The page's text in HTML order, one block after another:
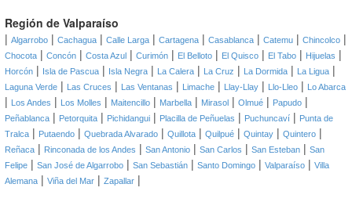
Región de Valparaíso
| Algarrobo | Cachagua | Calle Larga | Cartagena | Casablanca | Catemu | Chincolco |
Chocota | Concón | Costa Azul | Curimón | El Belloto | El Quisco | El Tabo | Hijuelas |
Horcón | Isla de Pascua | Isla Negra | La Calera | La Cruz | La Dormida | La Ligua |
Laguna Verde | Las Cruces | Las Ventanas | Limache | Llay-Llay | Llo-Lleo | Lo Abarca
| Los Andes | Los Molles | Maitencillo | Marbella | Mirasol | Olmué | Papudo |
Peñablanca | Petorquita | Pichidangui | Placilla de Peñuelas | Puchuncaví | Punta de
Tralca | Putaendo | Quebrada Alvarado | Quillota | Quilpué | Quintay | Quintero |
Reñaca | Rinconada de los Andes | San Antonio | San Carlos | San Esteban | San
Felipe | San José de Algarrobo | San Sebastián | Santo Domingo | Valparaíso | Villa
Alemana | Viña del Mar | Zapallar |